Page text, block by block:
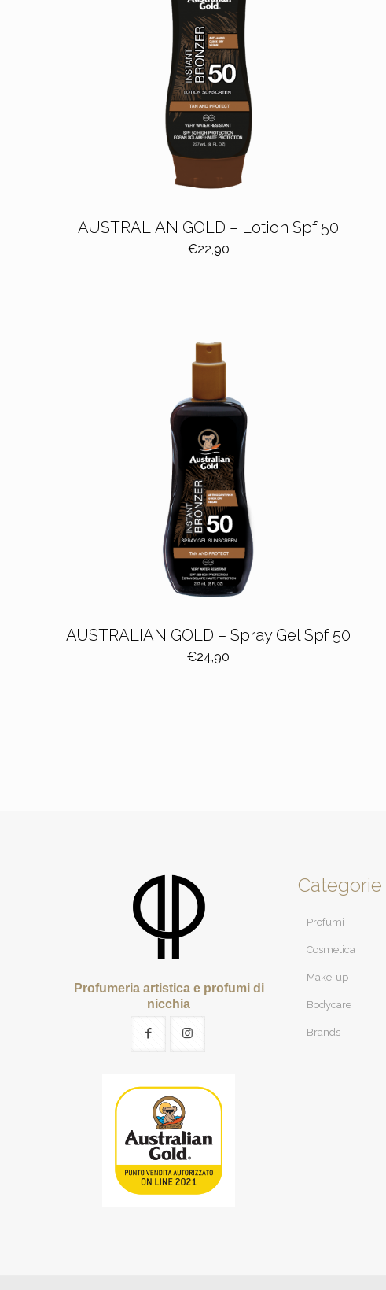
AUSTRALIAN GOLD – Lotion Spf 50
€22,90
AUSTRALIAN GOLD – Spray Gel Spf 50
€24,90
Profumeria artistica e profumi di
nicchia
Categorie
Profumi
Cosmetica
Make-up
Bodycare
Brands